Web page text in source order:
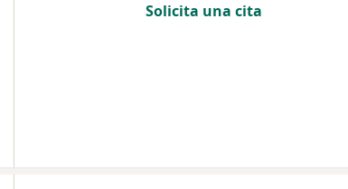
Solicita una cita